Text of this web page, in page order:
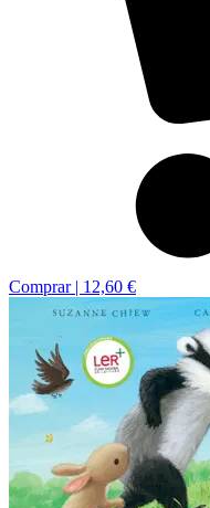
Comprar | 12,60 €